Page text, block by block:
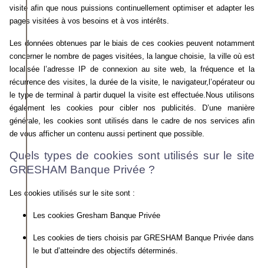
visite afin que nous puissions continuellement optimiser et adapter les
pages visitées à vos besoins et à vos intérêts.
Les données obtenues par le biais de ces cookies peuvent notamment
concerner le nombre de pages visitées, la langue choisie, la ville où est
localisée l’adresse IP de connexion au site web, la fréquence et la
récurrence des visites, la durée de la visite, le navigateur,l’opérateur ou
le type de terminal à partir duquel la visite est effectuée.Nous utilisons
également les cookies pour cibler nos publicités. D’une manière
générale, les cookies sont utilisés dans le cadre de nos services afin
de vous afficher un contenu aussi pertinent que possible.
Quels types de cookies sont utilisés sur le site
GRESHAM Banque Privée ?
Les cookies utilisés sur le site sont :
Les cookies Gresham Banque Privée
Les cookies de tiers choisis par GRESHAM Banque Privée dans
le but d’atteindre des objectifs déterminés.